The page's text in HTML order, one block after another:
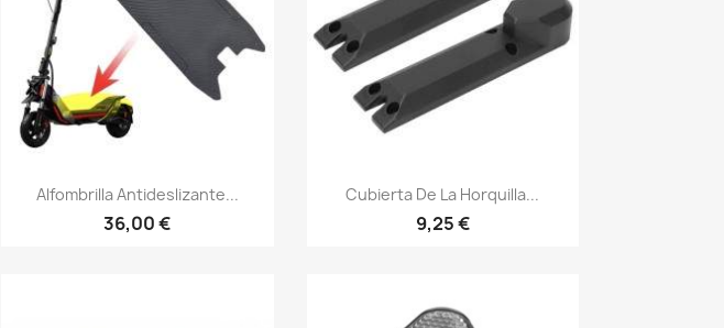
Vista rápida
Alfombrilla Antideslizante...
36,00 €
Vista rápida
Cubierta De La Horquilla...
9,25 €